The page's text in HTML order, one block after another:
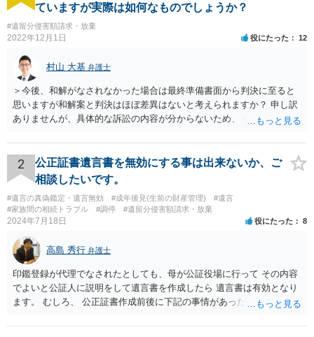
ていますが実際は如何なものでしょうか？
#遺留分侵害額請求・放棄
2022年12月1日 役にたった 12
村山 大基 弁護士
＞今後、和解がなされなかった場合は最終準備書面から判決に至ると
思いますが和解案と判決はほぼ差異はないと考えられますか？ 申し訳
ありませんが、具体的な訴訟の内容が分からないため、 何とも回答が
わかっている代理人弁護士に聞くか、 訴訟資料を持って面談相談に行
ってみましょう。 その上で、一般論として回答するなら、和解案と判
決は（ケースによって程度の差はあっても）食い違うことが多いで
す。 金額は適当ですが、例えば判決で１００万円支払え、という結論
になりそうな場合、 そのまま１００万円を和解案として提示しても、
判決と変わらないなら払う側としてはあまり和解に応じようという気
のまま判決で１００万円支払いとなるより、７０万円でまとめた方が
マシ」ということで、 合意の可能性が出てきます。 応じるかどうか
は、判決になったらどうなりそうか、という点についての検討が不可
欠ですので、 初めに述べた通り、代理人と相談するか、資料を持って
面談相談に行ってみることをお勧めします。
2
公正証書遺言書を無効にする事は出来ないか、ご
相談したいです。
#遺言の真偽鑑定・遺言無効 #成年後見(生前の財産管理)
#遺言
#家族間の相続トラブル
#調停 #遺留分侵害額請求・放棄
2024年7月18日 役にたった 8
高島 秀行 弁護士
印鑑登録が代理でなされたとしても、母が公証役場に行って その内容
でよいと公証人に説明をして遺言書を作成したら 遺言書は有効となり
ます。 むしろ、 公正証書作成前後に下記の事情があったことが証明で
月に携帯が新しくなった母からの第一声は「ここにいたら殺される」